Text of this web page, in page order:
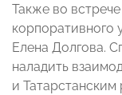
Также во
корпоративного
Елена Долгова.
наладить
и